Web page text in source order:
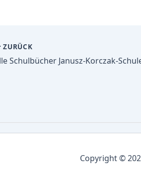
ZURÜCK
Copyright ©